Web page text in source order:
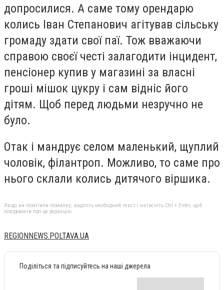
допросилися. А саме тому орендарю
колись Іван Степанович агітував сільську
громаду здати свої паї. Тож вважаючи
справою своєї честі залагодити інцидент,
пенсіонер купив у магазині за власні
гроші мішок цукру і сам відніс його
дітям. Щоб перед людьми незручно не
було.
Отак і мандрує селом маленький, щуплий
чоловік, філантроп. Можливо, то саме про
нього склали колись дитячого віршика.
Якщо ви помітили помилку, виділіть необхідний текст і натисніть Ctrl + Enter, щоб
повідомити про це редакцію
REGIONNEWS.POLTAVA.UA
Поділіться та підписуйтесь на наші джерела